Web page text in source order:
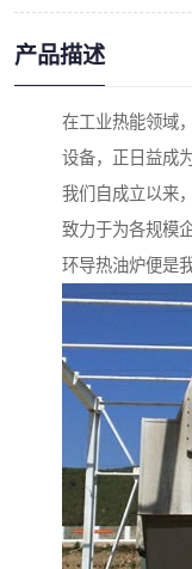
产品描述
在工业热能领域
设备，正日益成
我们自成立以来
致力于为各规模
环导热油炉便是